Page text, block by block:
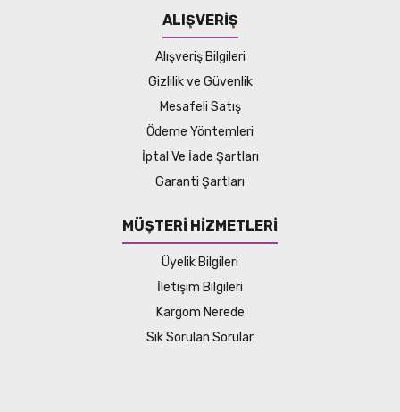
ALIŞVERİŞ
Alışveriş Bilgileri
Gizlilik ve Güvenlik
Mesafeli Satış
Ödeme Yöntemleri
İptal Ve İade Şartları
Garanti Şartları
MÜŞTERİ HİZMETLERİ
Üyelik Bilgileri
İletişim Bilgileri
Kargom Nerede
Sık Sorulan Sorular